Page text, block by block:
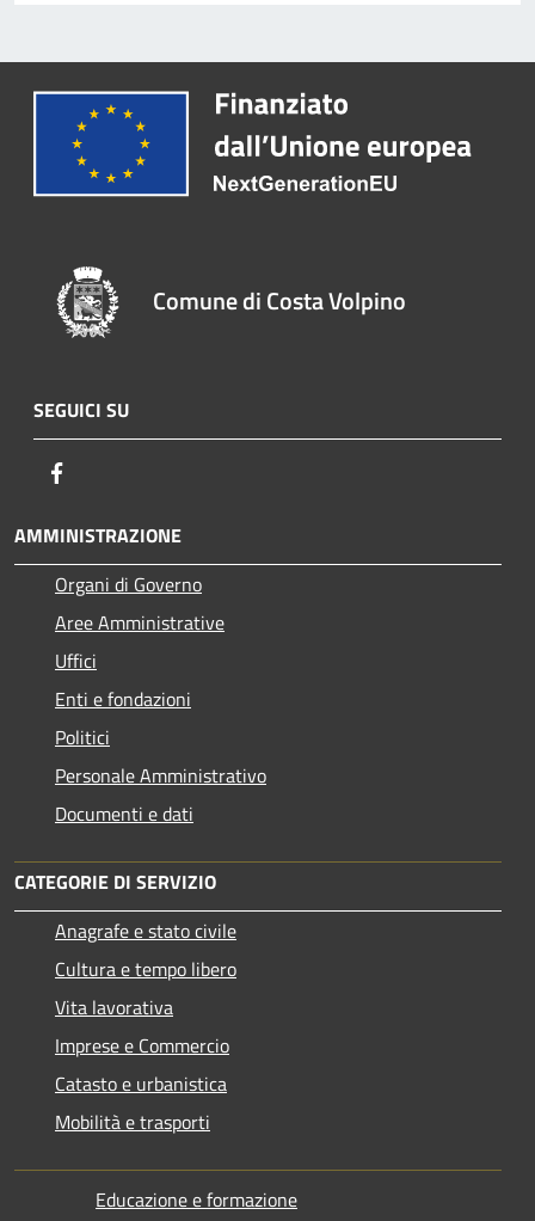
Comune di Costa Volpino
SEGUICI SU
AMMINISTRAZIONE
Organi di Governo
Aree Amministrative
Uffici
Enti e fondazioni
Politici
Personale Amministrativo
Documenti e dati
CATEGORIE DI SERVIZIO
Anagrafe e stato civile
Cultura e tempo libero
Vita lavorativa
Imprese e Commercio
Catasto e urbanistica
Mobilità e trasporti
Educazione e formazione